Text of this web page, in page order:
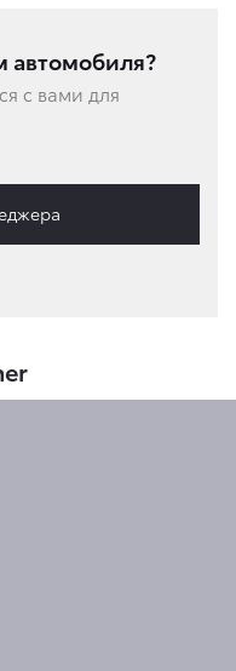
автомобиля?
с вами для